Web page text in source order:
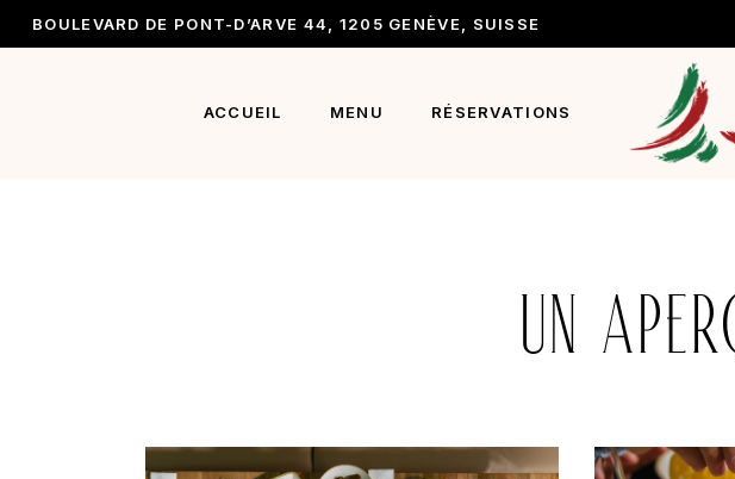
BOULEVARD DE PONT-D’ARVE 44, 1205 GENÈVE, SUISSE
ACCUEIL MENU RÉSERVATIONS
UN